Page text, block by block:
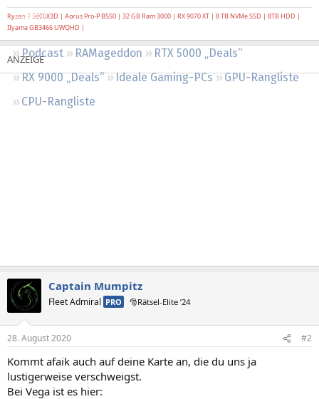
Regeln
Podcast RAMageddon
RTX 5000 „Deals“
RX 9000 „Deals“
Ideale Gaming-PCs
GPU-Rangliste
CPU-Rangliste
Ryzen 7 5800X3D | Aorus Pro-P B550 | 32 GB Ram 3000 | RX 9070 XT | 8 TB NVMe SSD | 8TB HDD |
IIyama GB3466 UWQHD |
Captain Mumpitz
Fleet Admiral PRO 🎅Rätsel-Elite ’24
28. August 2020 #2
Kommt afaik auch auf deine Karte an, die du uns ja
lustigerweise verschweigst.
Bei Vega ist es hier: